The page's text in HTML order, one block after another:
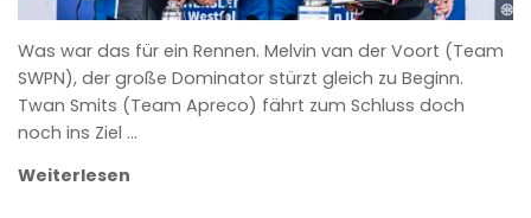
Was war das für ein Rennen. Melvin van der Voort (Team
SWPN), der große Dominator stürzt gleich zu Beginn.
Twan Smits (Team Apreco) fährt zum Schluss doch
noch ins Ziel …
Weiterlesen